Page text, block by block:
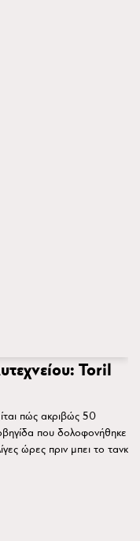
Toril
πώς ακριβώς 50
που δολοφονήθηκε
ώρες πριν μπει το τανκ